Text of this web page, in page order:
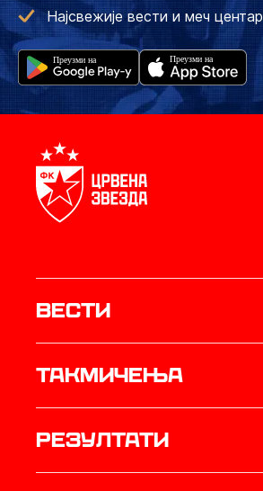
Најсвежије вести и меч центар
Вести
Такмичења
резултати